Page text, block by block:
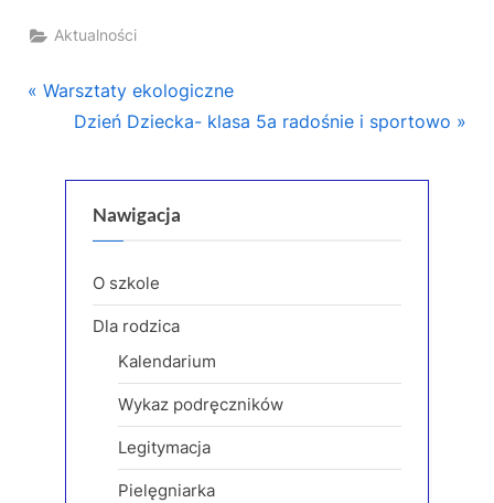
Aktualności
Nawigacja
P
Warsztaty ekologiczne
N
x
Dzień Dziecka- klasa 5a radośnie i sportowo
Nawigacja
O szkole
Dla rodzica
Kalendarium
Wykaz podręczników
Legitymacja
Pielęgniarka